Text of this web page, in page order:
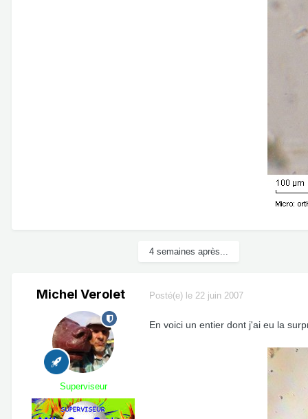
4 semaines après...
Michel Verolet
Superviseur
Posté(e) le 22 juin 2007
En voici un entier dont j'ai eu la